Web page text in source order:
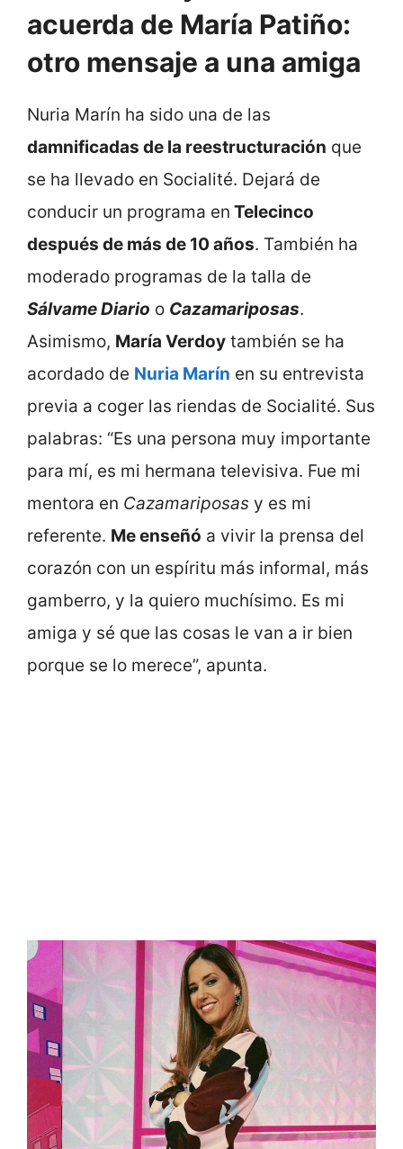
acuerda de María Patiño:
otro mensaje a una amiga
Nuria Marín ha sido una de las
damnificadas de la reestructuración que
se ha llevado en Socialité. Dejará de
conducir un programa en Telecinco
después de más de 10 años. También ha
moderado programas de la talla de
Sálvame Diario o Cazamariposas.
Asimismo, María Verdoy también se ha
acordado de Nuria Marín en su entrevista
previa a coger las riendas de Socialité. Sus
palabras: “Es una persona muy importante
para mí, es mi hermana televisiva. Fue mi
mentora en Cazamariposas y es mi
referente. Me enseñó a vivir la prensa del
corazón con un espíritu más informal, más
gamberro, y la quiero muchísimo. Es mi
amiga y sé que las cosas le van a ir bien
porque se lo merece”, apunta.